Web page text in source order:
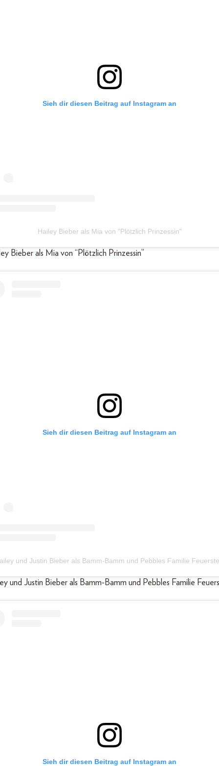
Sieh dir diesen Beitrag auf Instagram an
Hailey Bieber als Mia von "Plötzlich Prinzessin"
Bieber als Mia von “Plötzlich Prinzessin”
Sieh dir diesen Beitrag auf Instagram an
und Justin Bieber als Bamm-Bamm und Pebbles Familie
und Justin Bieber als Bamm-Bamm und Pebbles Familie
Sieh dir diesen Beitrag auf Instagram an